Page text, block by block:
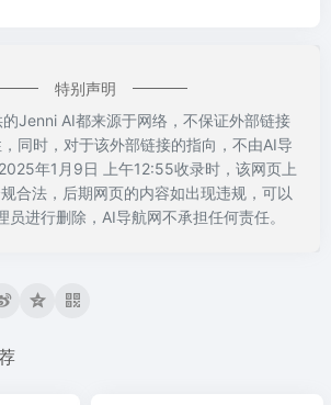
特别声明
Jenni AI都来源于网络，不保证外部链接
同时，对于该外部链接的指向，不由AI导
年1月9日 上午12:55收录时，该网页上
合法，后期网页的内容如出现违规，可以
员进行删除，AI导航网不承担任何责任。